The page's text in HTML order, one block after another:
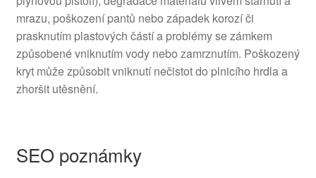
mrazu, poškození pantů nebo západek korozí či
prasknutím plastových částí a problémy se zámkem
způsobené vniknutím vody nebo zamrznutím. Poškozený
kryt může způsobit vniknutí nečistot do plnicího hrdla a
zhoršit utěsnění.
SEO poznámky